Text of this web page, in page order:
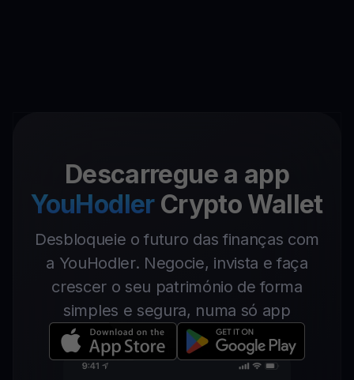
Descarregue a app
YouHodler Crypto Wallet
Desbloqueie o futuro das finanças com
a YouHodler. Negocie, invista e faça
crescer o seu património de forma
simples e segura, numa só app